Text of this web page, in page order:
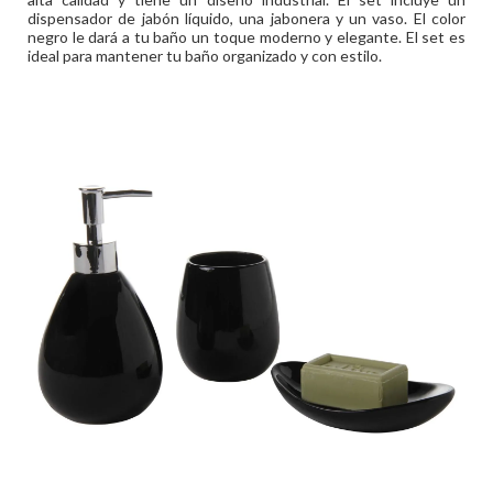
dispensador de jabón líquido, una jabonera y un vaso. El color
negro le dará a tu baño un toque moderno y elegante. El set es
ideal para mantener tu baño organizado y con estilo.